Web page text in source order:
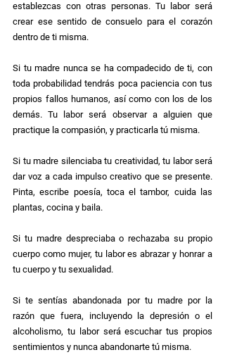
establezcas con otras personas. Tu labor será
crear ese sentido de consuelo para el corazón
dentro de ti misma.
Si tu madre nunca se ha compadecido de ti, con
toda probabilidad tendrás poca paciencia con tus
propios fallos humanos, así como con los de los
demás. Tu labor será observar a alguien que
practique la compasión, y practicarla tú misma.
Si tu madre silenciaba tu creatividad, tu labor será
dar voz a cada impulso creativo que se presente.
Pinta, escribe poesía, toca el tambor, cuida las
plantas, cocina y baila.
Si tu madre despreciaba o rechazaba su propio
cuerpo como mujer, tu labor es abrazar y honrar a
tu cuerpo y tu sexualidad.
Si te sentías abandonada por tu madre por la
razón que fuera, incluyendo la depresión o el
alcoholismo, tu labor será escuchar tus propios
sentimientos y nunca abandonarte tú misma.